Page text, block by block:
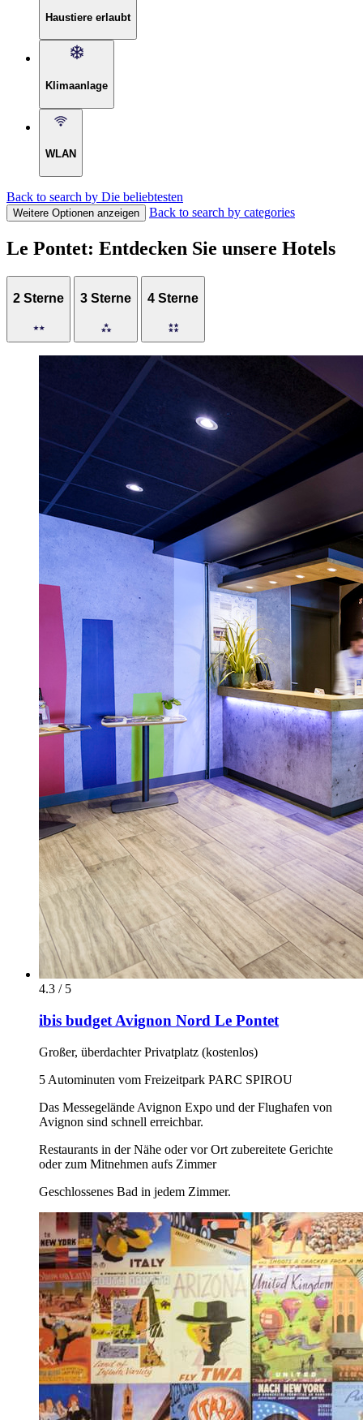
Haustiere erlaubt
Klimaanlage
WLAN
Back to search by Die beliebtesten
Weitere Optionen anzeigen Back to search by categories
Le Pontet: Entdecken Sie unsere Hotels
2 Sterne 3 Sterne 4 Sterne
4.3 / 5
ibis budget Avignon Nord Le Pontet
Großer, überdachter Privatplatz (kostenlos)
5 Autominuten vom Freizeitpark PARC SPIROU
Das Messegelände Avignon Expo und der Flughafen von
Avignon sind schnell erreichbar.
Restaurants in der Nähe oder vor Ort zubereitete Gerichte
oder zum Mitnehmen aufs Zimmer
Geschlossenes Bad in jedem Zimmer.